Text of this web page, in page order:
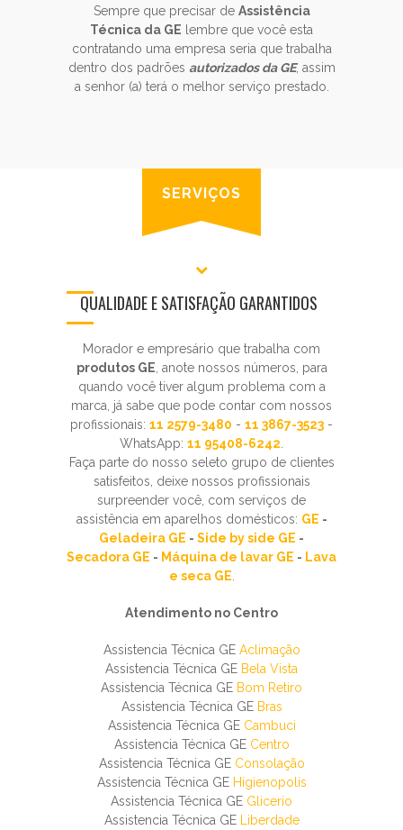
Sempre que precisar de Assistência
Técnica da GE lembre que você esta
contratando uma empresa seria que trabalha
dentro dos padrões autorizados da GE, assim
a senhor (a) terá o melhor serviço prestado.
SERVIÇOS
QUALIDADE E SATISFAÇÃO GARANTIDOS
Morador e empresário que trabalha com
produtos GE , anote nossos números, para
quando você tiver algum problema com a
marca, já sabe que pode contar com nossos
profissionais: 11 2579-3480 - 11 3867-3523 -
WhatsApp: 11 95408-6242
Faça parte do nosso seleto grupo de clientes
satisfeitos, deixe nossos profissionais
surpreender você, com serviços de
assistência em aparelhos domésticos: GE -
Geladeira GE - Side by side GE -
Secadora GE - Máquina de lavar GE - Lava
e seca GE
Atendimento no Centro
Assistencia Técnica GE Aclimação
Assistencia Técnica GE Bela Vista
Assistencia Técnica GE Bom Retiro
Assistencia Técnica GE Bras
Assistencia Técnica GE Cambuci
Assistencia Técnica GE Centro
Assistencia Técnica GE Consolação
Assistencia Técnica GE Higienopolis
Assistencia Técnica GE Glicerio
Assistencia Técnica GE
Liberdade